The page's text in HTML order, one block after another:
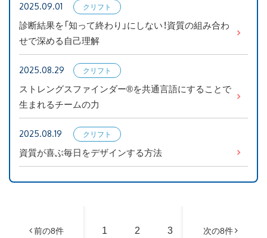
2025.09.01
クリフト
ンストレ
ングス
診断結果を「知って終わり」にしない！資質の組み合わ
せで深める自己理解
2025.08.29
クリフト
ンストレ
ングス
ストレングスファインダー®を共通言語にすることで
生まれるチームの力
2025.08.19
クリフト
ンストレ
ングス
資質が喜ぶ毎日をデザインする方法
前の8件 1 2 3 4 5
次の8件